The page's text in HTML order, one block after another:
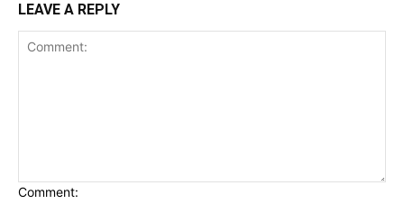
LEAVE A REPLY
Comment: